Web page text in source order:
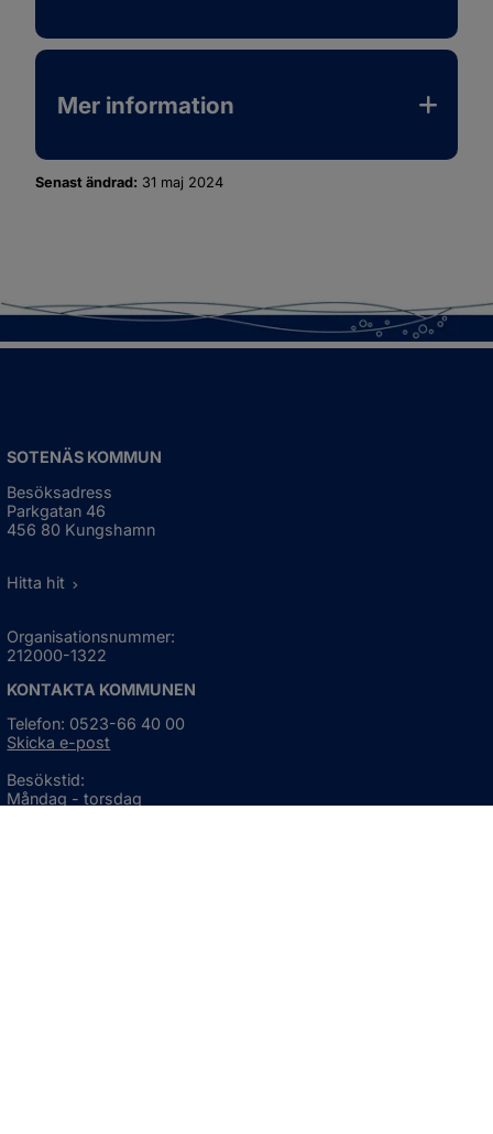
Mer information
Senast ändrad: 31 maj 2024
SOTENÄS KOMMUN
Besöksadress
Parkgatan 46
456 80 Kungshamn
Hitta hit
Organisationsnummer:
212000-1322
KONTAKTA KOMMUNEN
Telefon: 0523-66 40 00
Skicka e-post
Besökstid:
Måndag - torsdag